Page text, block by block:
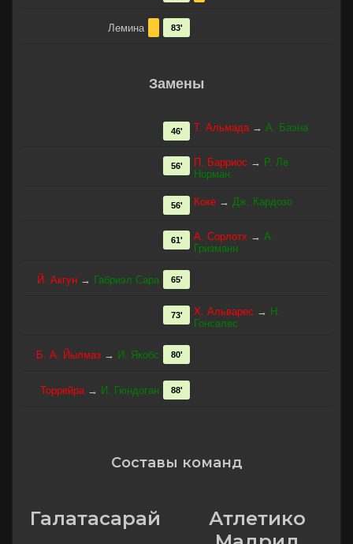
Лемина 83'
Замены
Т. Альмада→ А. Баэна
46'
П. Барриос → Р. Ле
Норман.
56'
Коке → Дж. Кардозо
56'
А. Сорлотх → А.
Гризманн
61'
Й. Акгун → Габриэл Сара 65'
Х. Альварес → Н.
Гонсалес
73'
Б. А. Йылмаз → И. Якобс 80'
Торрейра→ И. Гюндоган 88'
Составы команд
Галатасарай
Атлетико